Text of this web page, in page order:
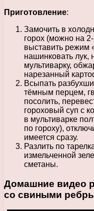
Приготовление:
Замочить в
горох (можно на
выставить режим
нашинковать лук,
мультиварку,
нарезанный
Всыпать
тёмным перцем,
посолить,
гороховый суп с
в мультиварке
по гороху),
имеется сразу.
Разлить по
измельченной
сметаны.
Домашние видео
со свиными